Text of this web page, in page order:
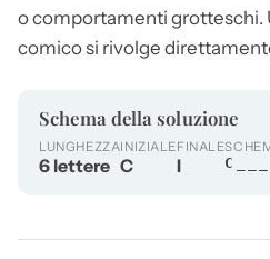
o comportamenti grotteschi.
comico si rivolge
Schema della soluzione
LUNGHEZZA
6 lettere
INIZIALE
C
FINALE
I